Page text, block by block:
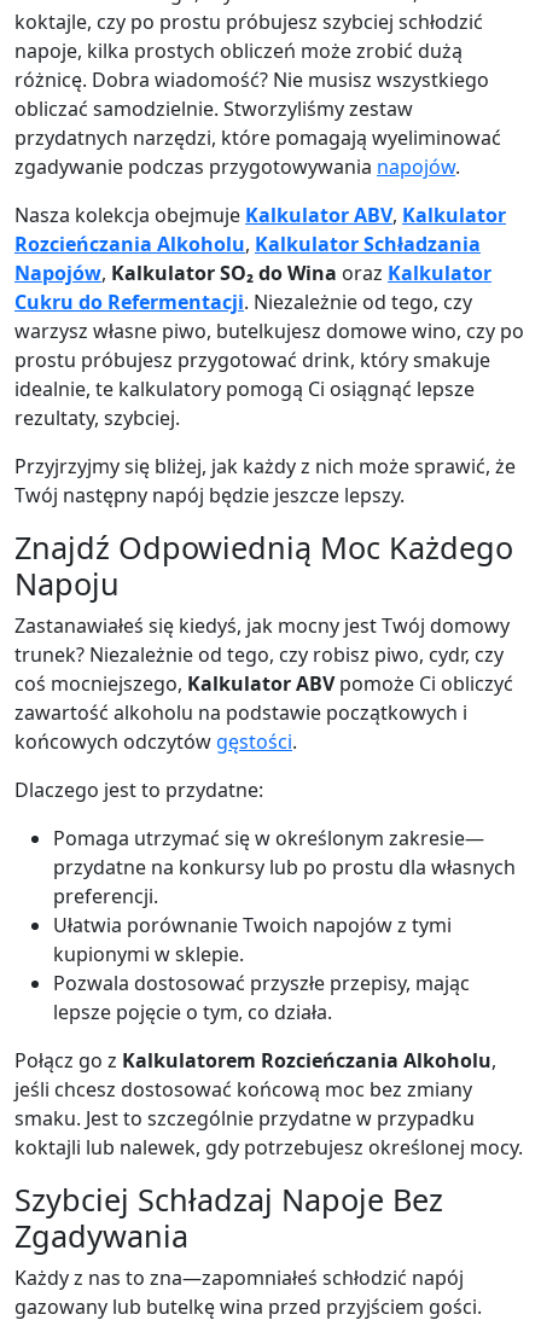
koktajle, czy po prostu próbujesz szybciej schłodzić
napoje, kilka prostych obliczeń może zrobić dużą
różnicę. Dobra wiadomość? Nie musisz wszystkiego
obliczać samodzielnie. Stworzyliśmy zestaw
przydatnych narzędzi, które pomagają wyeliminować
zgadywanie podczas przygotowywania napojów.
Nasza kolekcja obejmuje Kalkulator ABV, Kalkulator
Rozcieńczania Alkoholu, Kalkulator Schładzania
Napojów, Kalkulator SO₂ do Wina oraz Kalkulator
Cukru do Refermentacji. Niezależnie od tego, czy
warzysz własne piwo, butelkujesz domowe wino, czy po
prostu próbujesz przygotować drink, który smakuje
idealnie, te kalkulatory pomogą Ci osiągnąć lepsze
rezultaty, szybciej.
Przyjrzyjmy się bliżej, jak każdy z nich może sprawić, że
Twój następny napój będzie jeszcze lepszy.
Znajdź Odpowiednią Moc Każdego
Napoju
Zastanawiałeś się kiedyś, jak mocny jest Twój domowy
trunek? Niezależnie od tego, czy robisz piwo, cydr, czy
coś mocniejszego, Kalkulator ABVpomoże Ci obliczyć
zawartość alkoholu na podstawie początkowych i
końcowych odczytów gęstości.
Dlaczego jest to przydatne:
Pomaga utrzymać się w określonym zakresie—
przydatne na konkursy lub po prostu dla własnych
preferencji.
Ułatwia porównanie Twoich napojów z tymi
kupionymi w sklepie.
Pozwala dostosować przyszłe przepisy, mając
lepsze pojęcie o tym, co działa.
Połącz go z Kalkulatorem Rozcieńczania Alkoholu,
jeśli chcesz dostosować końcową moc bez zmiany
smaku. Jest to szczególnie przydatne w przypadku
koktajli lub nalewek, gdy potrzebujesz określonej mocy.
Szybciej Schładzaj Napoje Bez
Zgadywania
Każdy z nas to zna—zapomniałeś schłodzić napój
gazowany lub butelkę wina przed przyjściem gości.